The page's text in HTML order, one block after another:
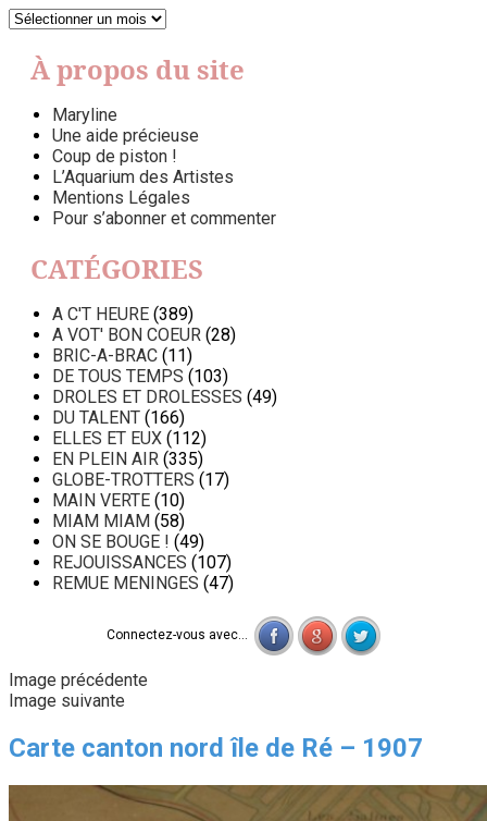
DANS
BAZENNE
(ARCHIVES)
À propos du site
Maryline
Une aide précieuse
Coup de piston !
L’Aquarium des Artistes
Mentions Légales
Pour s’abonner et commenter
CATÉGORIES
A C'T HEURE (389)
A VOT' BON COEUR (28)
BRIC-A-BRAC (11)
DE TOUS TEMPS (103)
DROLES ET DROLESSES (49)
DU TALENT (166)
ELLES ET EUX (112)
EN PLEIN AIR (335)
GLOBE-TROTTERS (17)
MAIN VERTE (10)
MIAM MIAM (58)
ON SE BOUGE ! (49)
REJOUISSANCES (107)
REMUE MENINGES (47)
Connectez-vous avec...
Image précédente
Image suivante
Carte canton nord île de Ré – 1907